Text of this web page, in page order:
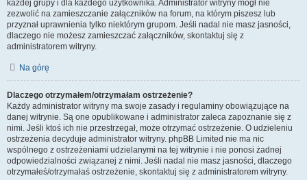
każdej grupy i dla każdego użytkownika. Administrator witryny mógł nie
zezwolić na zamieszczanie załączników na forum, na którym piszesz lub
przyznał uprawnienia tylko niektórym grupom. Jeśli nadal nie masz jasności,
dlaczego nie możesz zamieszczać załączników, skontaktuj się z
administratorem witryny.
Na górę
Dlaczego otrzymałem/otrzymałam ostrzeżenie?
Każdy administrator witryny ma swoje zasady i regulaminy obowiązujące na
danej witrynie. Są one opublikowane i administrator zaleca zapoznanie się z
nimi. Jeśli ktoś ich nie przestrzegał, może otrzymać ostrzeżenie. O udzieleniu
ostrzeżenia decyduje administrator witryny. phpBB Limited nie ma nic
wspólnego z ostrzeżeniami udzielanymi na tej witrynie i nie ponosi żadnej
odpowiedzialności związanej z nimi. Jeśli nadal nie masz jasności, dlaczego
otrzymałeś/otrzymałaś ostrzeżenie, skontaktuj się z administratorem witryny.